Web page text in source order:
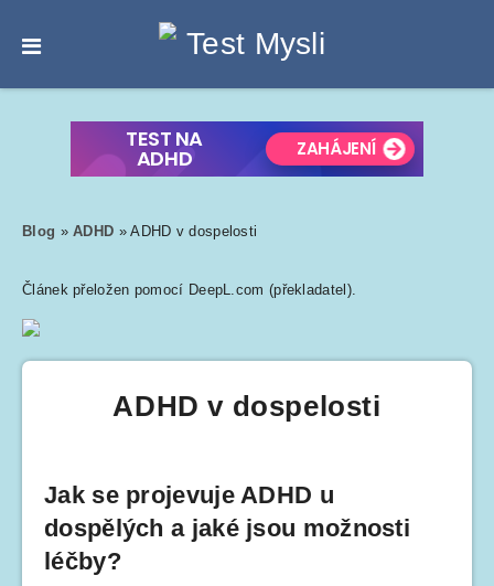
Blog »ADHD »ADHD v dospelosti
Článek přeložen pomocí DeepL.com (překladatel).
ADHD v dospelosti
Jak se projevuje ADHD u
dospělých a jaké jsou možnosti
léčby?